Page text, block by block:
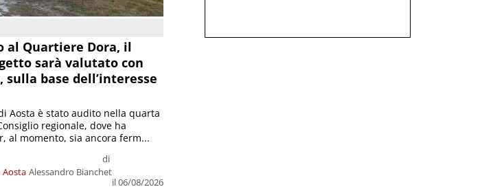
al Quartiere Dora, il
sarà valutato con
sulla base dell’interesse
Aosta
di
Alessandro Bianchet
il 06/08/2026
Aosta è stato audito nella quarta
regionale, dove ha
al momento, sia ancora ferm...